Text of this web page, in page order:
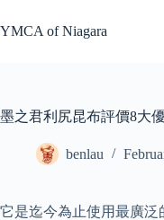
to
content
YMCA of Niagara
墨之君利尻昆布評價8大
benlau
它是迄今為止使用最廣泛